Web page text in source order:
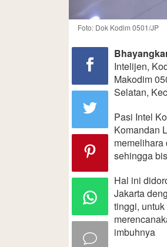
Foto: Dok Kodim 0501/JP
Intelijen,
Makodim
Selatan,
Pasi Intel
Komandan
memelihara
sehingga
Hal ini
Jakarta
tinggi,
imbuhnya